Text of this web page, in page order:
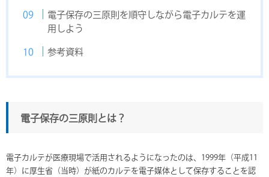
電子保存の三原則を順守しながら電子カルテを運
用しよう
参考資料
電子保存の三原則とは？
電子カルテが医療現場で活用されるようになったのは、1999年（平成11
年）に厚生省（当時）が紙のカルテを電子媒体として保存することを認